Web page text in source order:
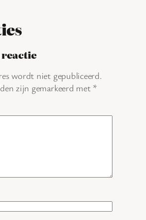
reactie
wordt niet gepubliceerd.
zijn gemarkeerd met *